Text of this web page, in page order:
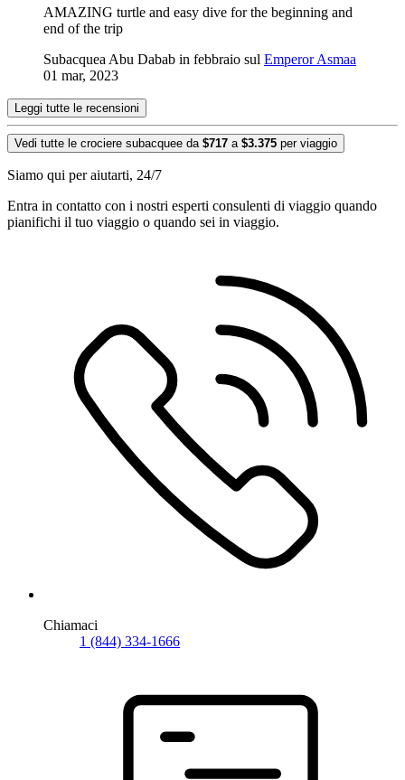
AMAZING turtle and easy dive for the beginning and
end of the trip
Subacquea Abu Dabab in febbraio sul Emperor Asmaa
01 mar, 2023
Leggi tutte le recensioni
Vedi tutte le crociere subacquee da $717 a $3.375 per viaggio
Siamo qui per aiutarti, 24/7
Entra in contatto con i nostri esperti consulenti di viaggio quando
pianifichi il tuo viaggio o quando sei in viaggio.
Chiamaci
1 (844) 334-1666